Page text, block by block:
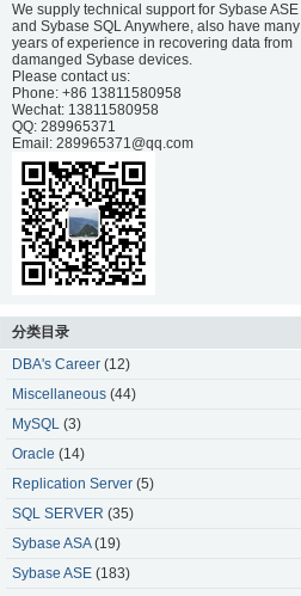
We supply technical support for Sybase ASE
and Sybase SQL Anywhere, also have many
years of experience in recovering data from
damanged Sybase devices.
Please contact us:
Phone: +86 13811580958
Wechat: 13811580958
QQ: 289965371
Email: 289965371@qq.com
分类目录
DBA's Career (12)
Miscellaneous (44)
MySQL (3)
Oracle (14)
Replication Server (5)
SQL SERVER (35)
Sybase ASA(19)
Sybase ASE (183)